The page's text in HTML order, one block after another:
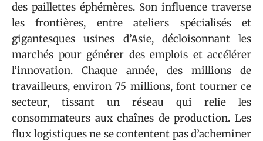
des paillettes éphémères. Son influence traverse
les frontières, entre ateliers spécialisés et
gigantesques usines d’Asie, décloisonnant les
marchés pour générer des emplois et accélérer
l’innovation. Chaque année, des millions de
travailleurs, environ 75 millions, font tourner ce
secteur, tissant un réseau qui relie les
consommateurs aux chaînes de production. Les
flux logistiques ne se contentent pas d’acheminer